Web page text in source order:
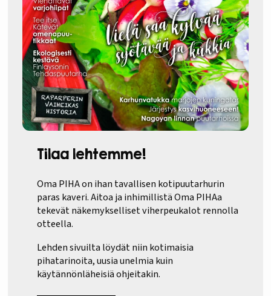
Tilaa lehtemme!
Oma PIHA on ihan tavallisen kotipuutarhurin
paras kaveri. Aitoa ja inhimillistä Oma PIHAa
tekevät näkemykselliset viherpeukalot rennolla
otteella.
Lehden sivuilta löydät niin kotimaisia
pihatarinoita, uusia unelmia kuin
käytännönläheisiä ohjeitakin.